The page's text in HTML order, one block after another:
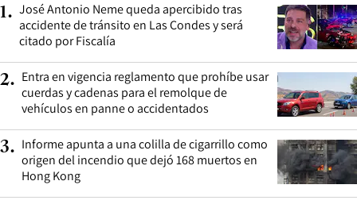
1. José Antonio Neme queda apercibido tras
accidente de tránsito en Las Condes y será
citado por Fiscalía
2. Entra en vigencia reglamento que prohíbe usar
cuerdas y cadenas para el remolque de
vehículos en panne o accidentados
3. Informe apunta a una colilla de cigarrillo como
origen del incendio que dejó 168 muertos en
Hong Kong